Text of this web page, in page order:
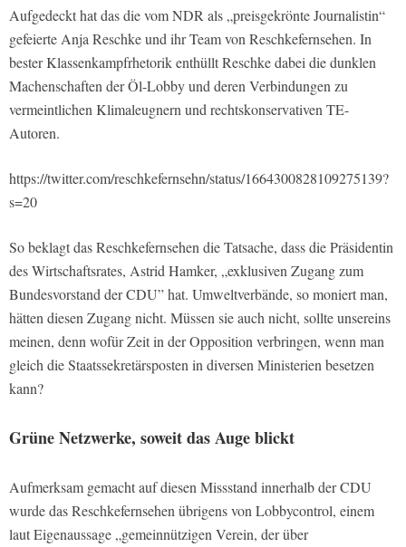
Aufgedeckt hat das die vom NDR als „preisgekrönte Journalistin“
gefeierte Anja Reschke und ihr Team von Reschkefernsehen. In
bester Klassenkampfrhetorik enthüllt Reschke dabei die dunklen
Machenschaften der Öl-Lobby und deren Verbindungen zu
vermeintlichen Klimaleugnern und rechtskonservativen TE-
Autoren.
https://twitter.com/reschkefernsehn/status/1664300828109275139?
s=20
So beklagt das Reschkefernsehen die Tatsache, dass die Präsidentin
des Wirtschaftsrates, Astrid Hamker, „exklusiven Zugang zum
Bundesvorstand der CDU” hat. Umweltverbände, so moniert man,
hätten diesen Zugang nicht. Müssen sie auch nicht, sollte unsereins
meinen, denn wofür Zeit in der Opposition verbringen, wenn man
gleich die Staatssekretärsposten in diversen Ministerien besetzen
kann?
Grüne Netzwerke, soweit das Auge blickt
Aufmerksam gemacht auf diesen Missstand innerhalb der CDU
wurde das Reschkefernsehen übrigens von Lobbycontrol, einem
laut Eigenaussage „gemeinnützigen Verein, der über